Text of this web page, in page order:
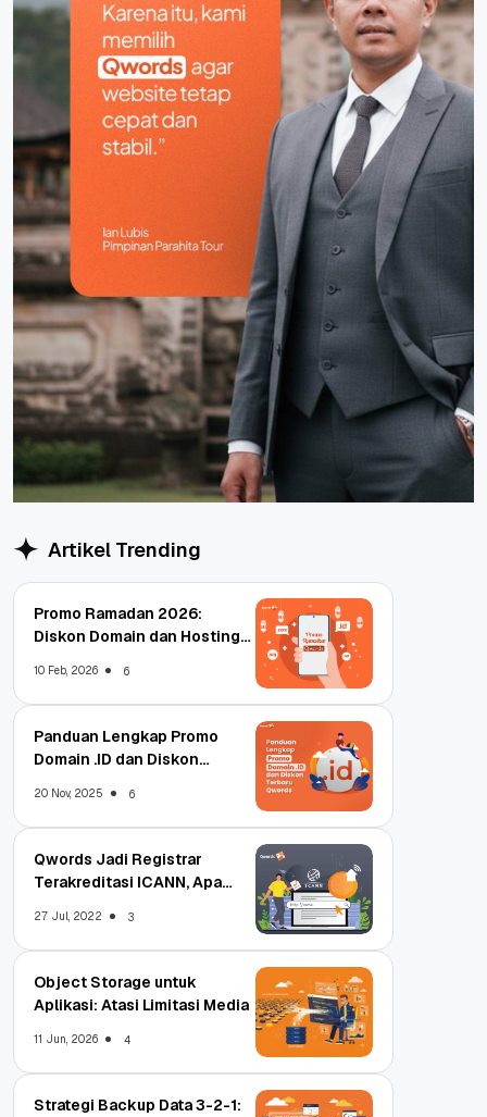
Artikel Trending
Promo Ramadan 2026:
Diskon Domain dan Hosting
10 Feb, 2026 6
Panduan Lengkap Promo
Domain .ID dan Diskon
20 Nov, 2025 6
Qwords Jadi Registrar
Terakreditasi ICANN, Apa
27 Jul, 2022 3
Object Storage untuk
Aplikasi: Atasi Limitasi Media
11 Jun, 2026 4
Strategi Backup Data 3-2-1: